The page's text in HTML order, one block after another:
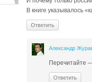
В книге указывалось
Ответить
Александр
Перечитайте
Ответить